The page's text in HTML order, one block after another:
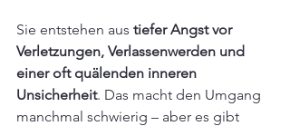
Sie entstehen aus tiefer Angst vor
Verletzungen, Verlassenwerden und
einer oft quälenden inneren
Unsicherheit. Das macht den Umgang
manchmal schwierig – aber es gibt